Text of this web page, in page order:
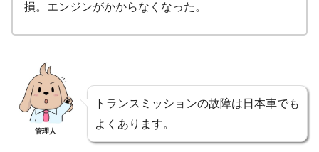
損。エンジンがかからなくなった。
管理人
トランスミッションの故障は日本車でも
よくあります。